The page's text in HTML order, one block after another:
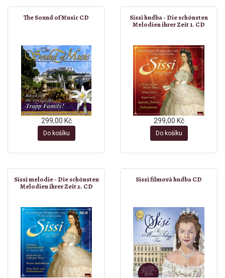
The Sound of Music CD
299,00 Kč
Do košíku
Sissi hudba - Die schönsten
Melodien ihrer Zeit 1. CD
299,00 Kč
Do košíku
Sissi melodie - Die schönsten
Melodien ihrer Zeit 2. CD
Sissi filmová hudba CD